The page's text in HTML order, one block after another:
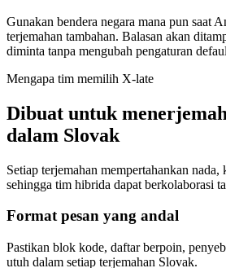
Gunakan bendera negara mana pun saat
terjemahan tambahan. Balasan akan
diminta tanpa mengubah pengaturan
Mengapa tim memilih X-late
Dibuat untuk
dalam Slovak
Setiap terjemahan mempertahankan
sehingga tim hibrida dapat berkolaborasi
Format pesan yang andal
Pastikan blok kode, daftar berpoin,
utuh dalam setiap terjemahan Slovak.